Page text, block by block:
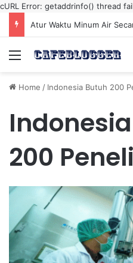
cURL Error: getaddrinfo() thread
Menu
Home / Indonesia Butuh 200
200